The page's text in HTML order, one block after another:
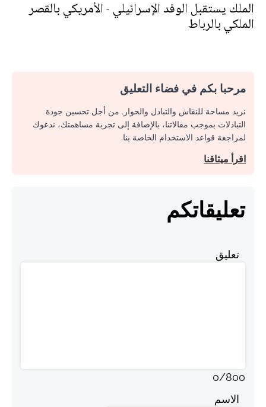
الملك يستقبل الوفد الإسرائيلي - الأمريكي بالقصر
الملكي بالرباط
مرحبا بكم في فضاء التعليق
نريد مساحة للنقاش والتبادل والحوار. من أجل تحسين جودة
التبادلات بموجب مقالاتنا، بالإضافة إلى تجربة مساهمتك، ندعوك
لمراجعة قواعد الاستخدام الخاصة بنا.
اقرأ ميثاقنا
تعليقاتكم
تعليق
0/800
الاسم